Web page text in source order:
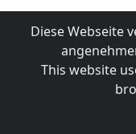
Diese Webseite
This website